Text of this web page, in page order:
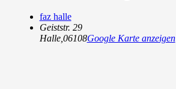
faz halle
Geiststr. 29
Halle, 06108Google Karte anzeigen